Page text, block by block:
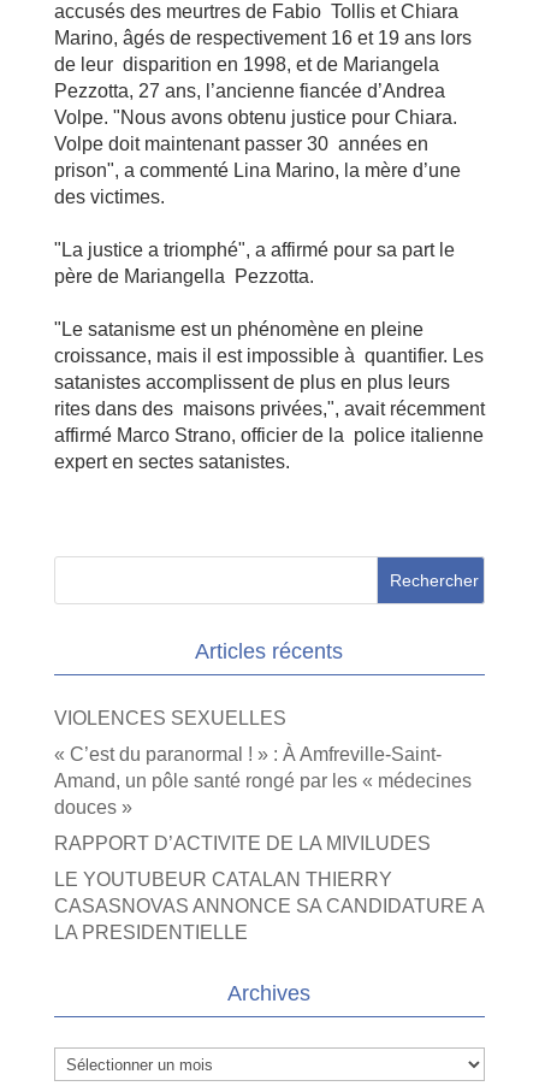
accusés des meurtres de Fabio Tollis et Chiara
Marino, âgés de respectivement 16 et 19 ans lors
de leur disparition en 1998, et de Mariangela
Pezzotta, 27 ans, l’ancienne fiancée d’Andrea
Volpe. "Nous avons obtenu justice pour Chiara.
Volpe doit maintenant passer 30 années en
prison", a commenté Lina Marino, la mère d’une
des victimes.
"La justice a triomphé", a affirmé pour sa part le
père de Mariangella Pezzotta.
"Le satanisme est un phénomène en pleine
croissance, mais il est impossible à quantifier. Les
satanistes accomplissent de plus en plus leurs
rites dans des maisons privées,", avait récemment
affirmé Marco Strano, officier de la police italienne
expert en sectes satanistes.
Articles récents
VIOLENCES SEXUELLES
« C’est du paranormal ! » : À Amfreville-Saint-
Amand, un pôle santé rongé par les « médecines
douces »
RAPPORT D’ACTIVITE DE LA MIVILUDES
LE YOUTUBEUR CATALAN THIERRY
CASASNOVAS ANNONCE SA CANDIDATURE A
LA PRESIDENTIELLE
Archives
Archives